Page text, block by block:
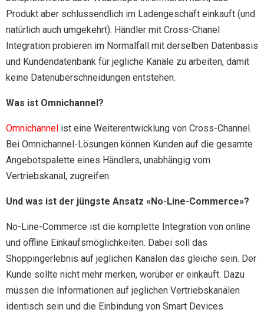
Produkt aber schlussendlich im Ladengeschäft einkauft (und
natürlich auch umgekehrt). Händler mit Cross-Chanel
Integration probieren im Normalfall mit derselben Datenbasis
und Kundendatenbank für jegliche Kanäle zu arbeiten, damit
keine Datenüberschneidungen entstehen.
Was ist Omnichannel?
Omnichannel ist eine Weiterentwicklung von Cross-Channel.
Bei Omnichannel-Lösungen können Kunden auf die gesamte
Angebotspalette eines Händlers, unabhängig vom
Vertriebskanal, zugreifen.
Und was ist der jüngste Ansatz «No-Line-Commerce»?
No-Line-Commerce ist die komplette Integration von online
und offline Einkaufsmöglichkeiten. Dabei soll das
Shoppingerlebnis auf jeglichen Kanälen das gleiche sein. Der
Kunde sollte nicht mehr merken, worüber er einkauft. Dazu
müssen die Informationen auf jeglichen Vertriebskanälen
identisch sein und die Einbindung von Smart Devices